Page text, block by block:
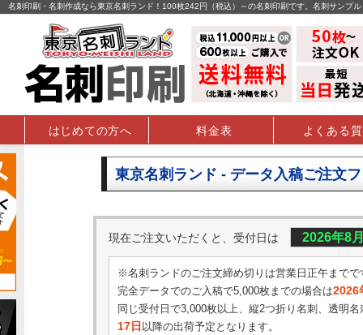
名刺印刷・名刺作成なら東京名刺ランド！100枚242円（税込）～の名刺印刷です。名刺サンプ
はじめての方へ 料金表 よくある
東京名刺ランド - データ入稿ご注文
現在ご注文いただくと、受付日は 2026年8
※名刺ランドのご注文締め切りは営業日正午までで
完全データでのご入稿で5,000枚までの場合は2026
同じ受付日で3,000枚以上、縦2つ折り名刺、透明名
17日 以降の出荷予定となります。